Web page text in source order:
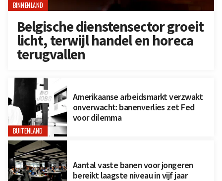
BINNENLAND
Belgische dienstensector groeit
licht, terwijl handel en horeca
terugvallen
BUITENLAND
Amerikaanse arbeidsmarkt verzwakt
onverwacht: banenverlies zet Fed
voor dilemma
Aantal vaste banen voor jongeren
bereikt laagste niveau in vijf jaar